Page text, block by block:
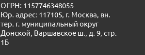
ОГРН: 1157746348055
Юр. адрес: 117105, г. Москва, вн.
тер. г. муниципальный округ
Донской, Варшавское ш., д. 9, стр.
1Б